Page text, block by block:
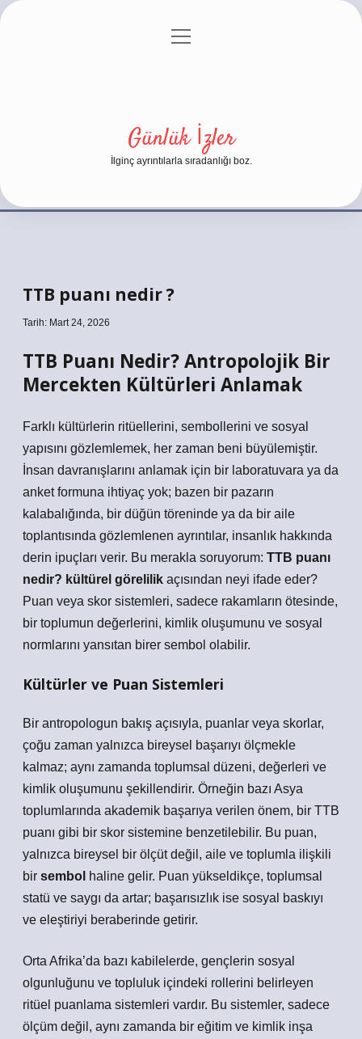
Gizlilik Politikası
menüyü
Günlük İzler
İlginç ayrıntılarla sıradanlığı boz.
TTB puanı nedir ?
Tarih: Mart 24, 2026
TTB Puanı Nedir? Antropolojik Bir
Mercekten Kültürleri Anlamak
Farklı kültürlerin ritüellerini, sembollerini ve sosyal
yapısını gözlemlemek, her zaman beni büyülemiştir.
İnsan davranışlarını anlamak için bir laboratuvara ya da
anket formuna ihtiyaç yok; bazen bir pazarın
kalabalığında, bir düğün töreninde ya da bir aile
toplantısında gözlemlenen ayrıntılar, insanlık hakkında
derin ipuçları verir. Bu merakla soruyorum: TTB puanı
nedir? kültürel görelilik açısından neyi ifade eder?
Puan veya skor sistemleri, sadece rakamların ötesinde,
bir toplumun değerlerini, kimlik oluşumunu ve sosyal
normlarını yansıtan birer sembol olabilir.
Kültürler ve Puan Sistemleri
Bir antropologun bakış açısıyla, puanlar veya skorlar,
çoğu zaman yalnızca bireysel başarıyı ölçmekle
kalmaz; aynı zamanda toplumsal düzeni, değerleri ve
kimlik oluşumunu şekillendirir. Örneğin bazı Asya
toplumlarında akademik başarıya verilen önem, bir TTB
puanı gibi bir skor sistemine benzetilebilir. Bu puan,
yalnızca bireysel bir ölçüt değil, aile ve toplumla ilişkili
bir sembol haline gelir. Puan yükseldikçe, toplumsal
statü ve saygı da artar; başarısızlık ise sosyal baskıyı
ve eleştiriyi beraberinde getirir.
Orta Afrika’da bazı kabilelerde, gençlerin sosyal
olgunluğunu ve topluluk içindeki rollerini belirleyen
ritüel puanlama sistemleri vardır. Bu sistemler, sadece
ölçüm değil, aynı zamanda bir eğitim ve kimlik inşa